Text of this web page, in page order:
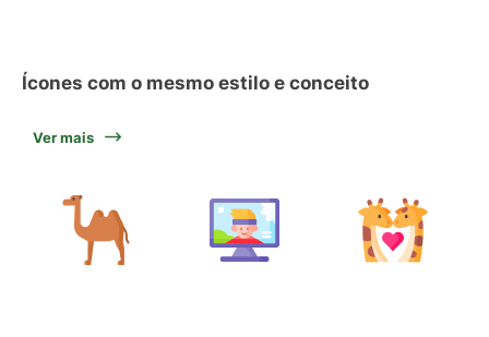
Ícones com o mesmo estilo e conceito
Ver mais